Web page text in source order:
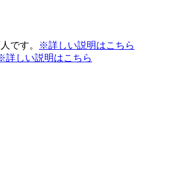
です。
※詳しい説明はこちら
詳しい説明はこちら